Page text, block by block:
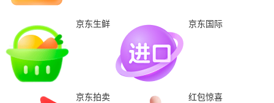
京东生鲜 京东国际
京东拍卖 红包惊喜